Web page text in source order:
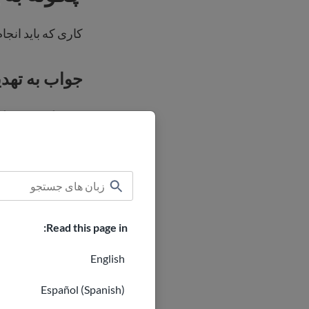
Read this page in:
English
Español (Spanish)
کاری که باید
جواب به
امنیت
از